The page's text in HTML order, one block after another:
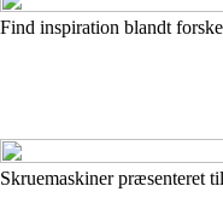
Find inspiration blandt
Skruemaskiner præsenteret